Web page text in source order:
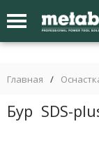
Главная /
Бур SDS-